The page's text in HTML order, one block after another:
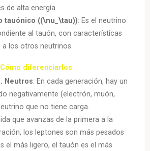
de alta energía.
tauónico ((\nu_\tau)): Es el neutrino
al tauón, con características
a los otros neutrinos.
Cómo diferenciarlos
Neutros: En cada generación, hay un
negativamente (electrón, muón,
que no tiene carga.
que avanzas de la primera a la
los leptones son más pesados
el más ligero, el tauón es el más